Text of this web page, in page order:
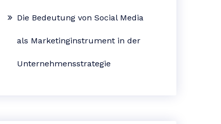
Die Bedeutung von Social Media
als Marketinginstrument in der
Unternehmensstrategie